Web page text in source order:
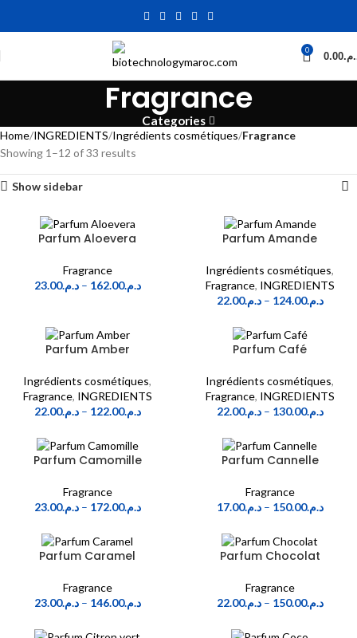
0 0.00
Fragrance
Categories
Home INGREDIENTS Ingrédients cosmétiques Fragrance
Showing 1–12 of 33 results
Show sidebar
Parfum Aloevera
Fragrance
د.م.23.00 – د.م.162.00
Parfum Amande
Ingrédients cosmétiques,
Fragrance, INGREDIENTS
د.م.22.00 – د.م.124.00
Parfum Amber
Ingrédients cosmétiques,
Fragrance, INGREDIENTS
د.م.22.00 – د.م.122.00
Parfum Café
Ingrédients cosmétiques,
Fragrance, INGREDIENTS
د.م.22.00 – د.م.130.00
Parfum Camomille
Fragrance
د.م.23.00 – د.م.172.00
Parfum Cannelle
Fragrance
د.م.17.00 – د.م.150.00
Parfum Caramel
Fragrance
د.م.23.00 – د.م.146.00
Parfum Chocolat
Fragrance
د.م.22.00 – د.م.150.00